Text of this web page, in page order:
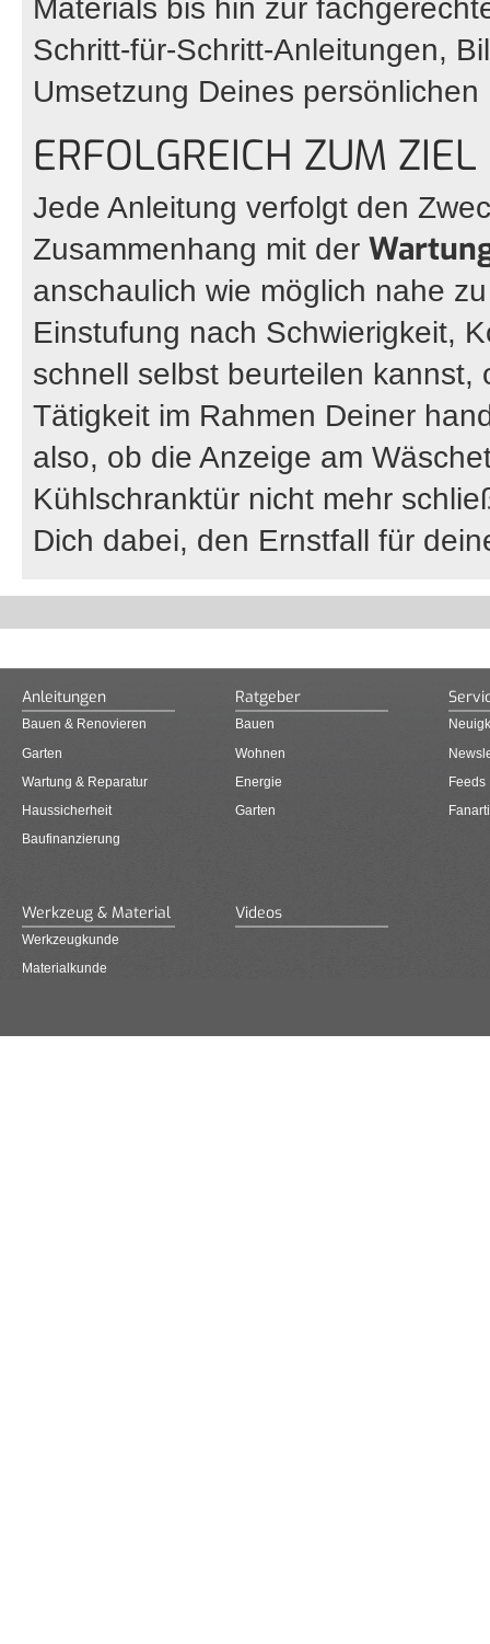
Materials bis hin zur
Schritt-für-Schritt-Anleitungen,
Umsetzung Deines persönlichen
ERFOLGREICH ZUM ZIEL
Jede Anleitung verfolgt den
Zusammenhang mit der
anschaulich wie möglich nahe
Einstufung nach Schwierigkeit,
schnell selbst beurteilen
Tätigkeit im Rahmen Deiner
also, ob die Anzeige am
Kühlschranktür nicht mehr
Dich dabei, den Ernstfall für
Anleitungen
Bauen & Renovieren
Garten
Wartung & Reparatur
Haussicherheit
Baufinanzierung
Ratgeber
Bauen
Wohnen
Energie
Garten
Feeds
Werkzeug & Material
Werkzeugkunde
Materialkunde
Videos